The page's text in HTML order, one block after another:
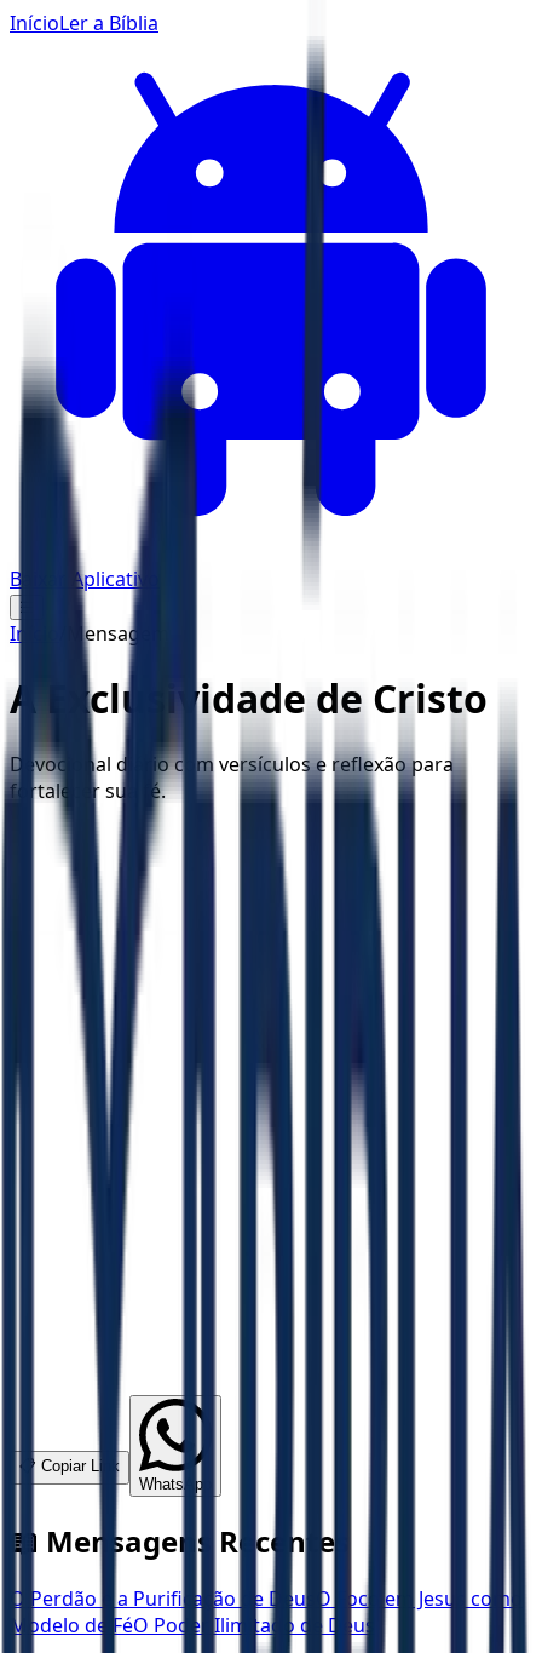
InícioLer a Bíblia
Baixar Aplicativo
☰
Início Mensagem
A Exclusividade de Cristo
Devocional diário com versículos e reflexão para
fortalecer sua fé.
📋 Copiar Link
WhatsApp
📖 Mensagens Recentes
O Perdão e a Purificação de Deus O Foco em Jesus como
Modelo de FéO Poder Ilimitado de Deus